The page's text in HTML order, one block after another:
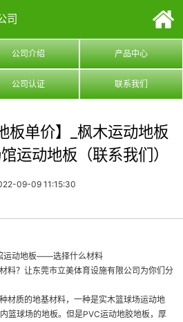
司
公司介绍 产品中心
公司认证 联系我们
板单价】_枫木运动地板
运动地板（联系我们）
09-09 11:15:30
运动地板——选择什么材料
料？让东莞市立美体育设施有限公司为你们分
材质的地基材料，一种是实木篮球场运动地
篮球场的地板。但是PVC运动地胶地板，厚